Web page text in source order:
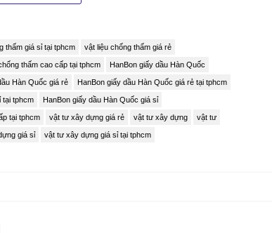
thấm giá sỉ tại tphcm vật liệu chống thấm giá rẻ
thấm cao cấp tại tphcm HanBon giấy dầu Hàn Quốc
Hàn Quốc giá rẻ HanBon giấy dầu Hàn Quốc giá rẻ tại tphcm
tại tphcm HanBon giấy dầu Hàn Quốc giá sỉ
tại tphcm vật tư xây dựng giá rẻ vật tư xây dựng vật tư
giá sỉ vật tư xây dựng giá sỉ tại tphcm